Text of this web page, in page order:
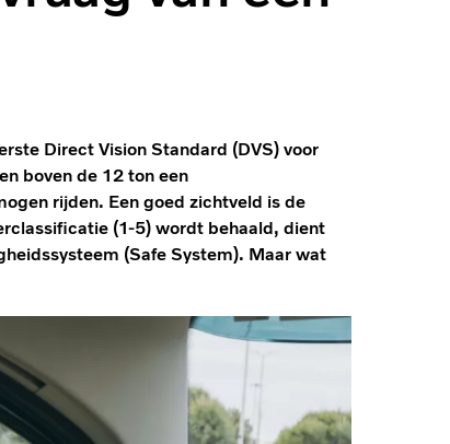
Direct Vision Standard (DVS) voor
boven de 12 ton een
rijden. Een goed zichtveld is de
(1-5) wordt behaald, dient
(Safe System). Maar wat